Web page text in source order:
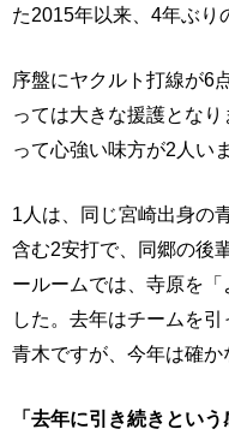
た2015年以来、4年ぶり
序盤にヤクルト打線が6
っては大きな援護とな
って心強い味方が2人い
1人は、同じ宮崎出身の
含む2安打で、同郷の後
ールームでは、寺原を
した。去年はチームを
青木ですが、今年は確か
「去年に引き続きとい